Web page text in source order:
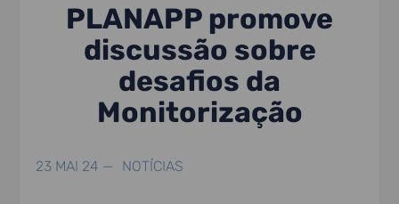
PLANAPP promove
discussão sobre
desafios da
Monitorização
23 MAI 24 — NOTÍCIAS